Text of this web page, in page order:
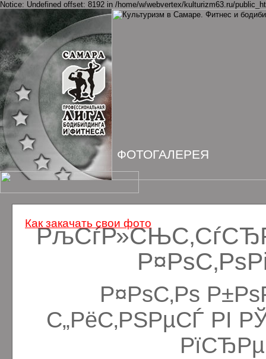
Notice: Undefined offset: 8192 in /home/w/webvertex/kulturizm63.ru/
Р¤РѕС‚Рѕ
С„РёС‚РЅРµСЃ РІ
ФОТОГАЛЕРЕЯ
Как закачать свои фото